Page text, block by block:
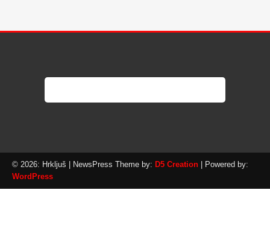
© 2026: Hrkljuš | NewsPress Theme by: D5 Creation | Powered by:
WordPress